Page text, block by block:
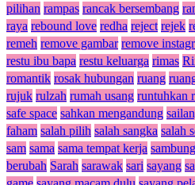
pilihan rampas rancak bersembang
raya rebound love redha reject rejek
remeh remove gambar remove
restu ibu bapa restu keluarga rimas
romantik rosak hubungan ruang
rujuk rulzah rumah usang runtuhkan
safe space sahkan mengandung
faham salah pilih salah sangka salah
sam sama sama tempat kerja
berubah Sarah sarawak sari sayang